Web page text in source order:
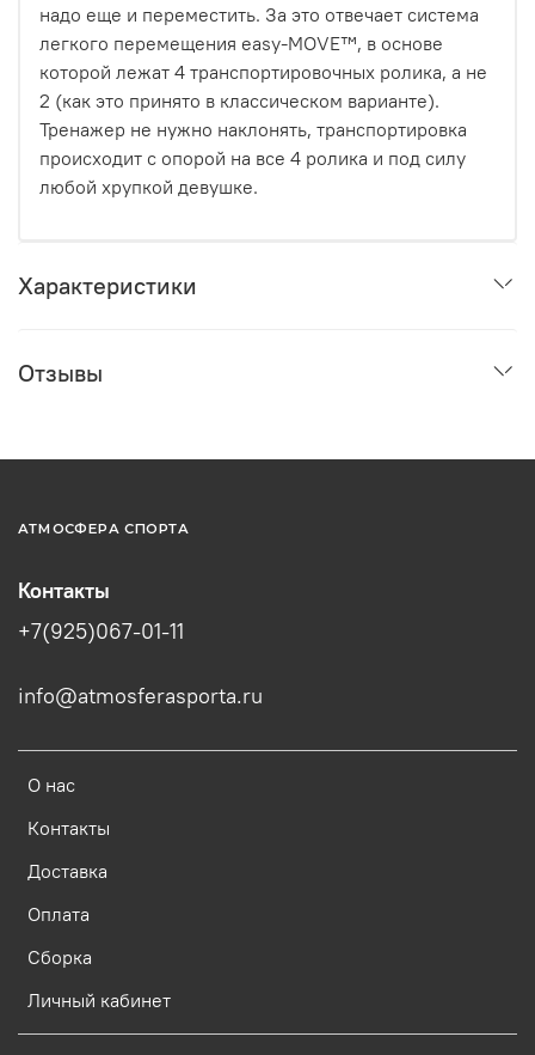
надо еще и переместить. За это отвечает система
легкого перемещения easy-MOVE™, в основе
которой лежат 4 транспортировочных ролика, а не
2 (как это принято в классическом варианте).
Тренажер не нужно наклонять, транспортировка
происходит с опорой на все 4 ролика и под силу
любой хрупкой девушке.
Характеристики
Отзывы
АТМОСФЕРА СПОРТА
О нас
Контакты
Доставка
Оплата
Сборка
Личный кабинет
Контакты
+7(925)067-01-11
info@atmosferasporta.ru